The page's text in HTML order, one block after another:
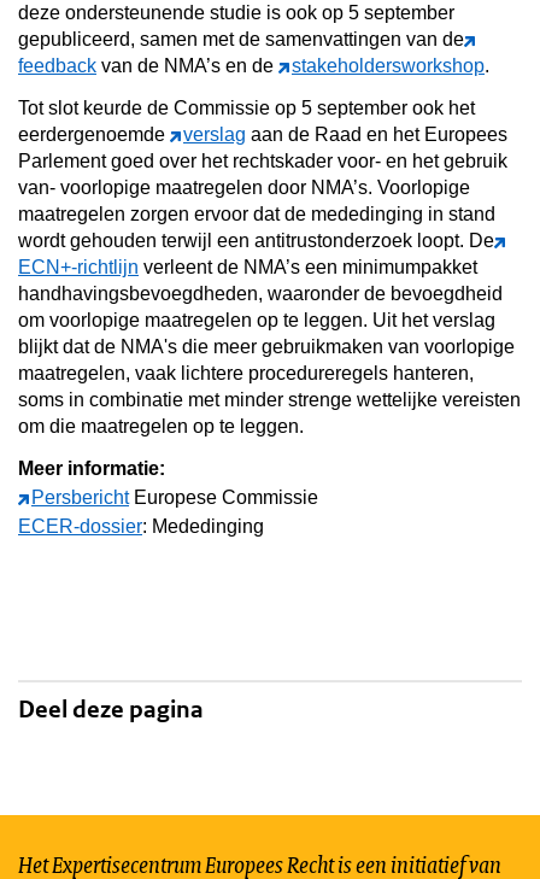
deze ondersteunende studie is ook op 5 september
gepubliceerd, samen met de samenvattingen van de
feedback van de NMA’s en de stakeholdersworkshop.
Tot slot keurde de Commissie op 5 september ook het
eerdergenoemde
verslag aan de Raad en het Europees
Parlement goed over het rechtskader voor- en het gebruik
van- voorlopige maatregelen door NMA’s. Voorlopige
maatregelen zorgen ervoor dat de mededinging in stand
wordt gehouden terwijl een antitrustonderzoek loopt. De
ECN+-richtlijn verleent de NMA’s een minimumpakket
handhavingsbevoegdheden, waaronder de bevoegdheid
om voorlopige maatregelen op te leggen. Uit het verslag
blijkt dat de NMA's die meer gebruikmaken van voorlopige
maatregelen, vaak lichtere procedureregels hanteren,
soms in combinatie met minder strenge wettelijke vereisten
om die maatregelen op te leggen.
Meer informatie:
PersberichtEuropese Commissie
ECER-dossier: Mededinging
Deel deze pagina
Het Expertisecentrum Europees Recht is een initiatief van